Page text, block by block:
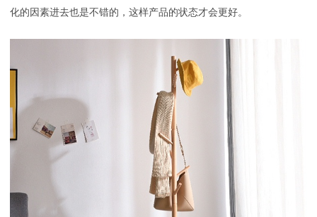
化的因素进去也是不错的，这样产品的状态才会更好。